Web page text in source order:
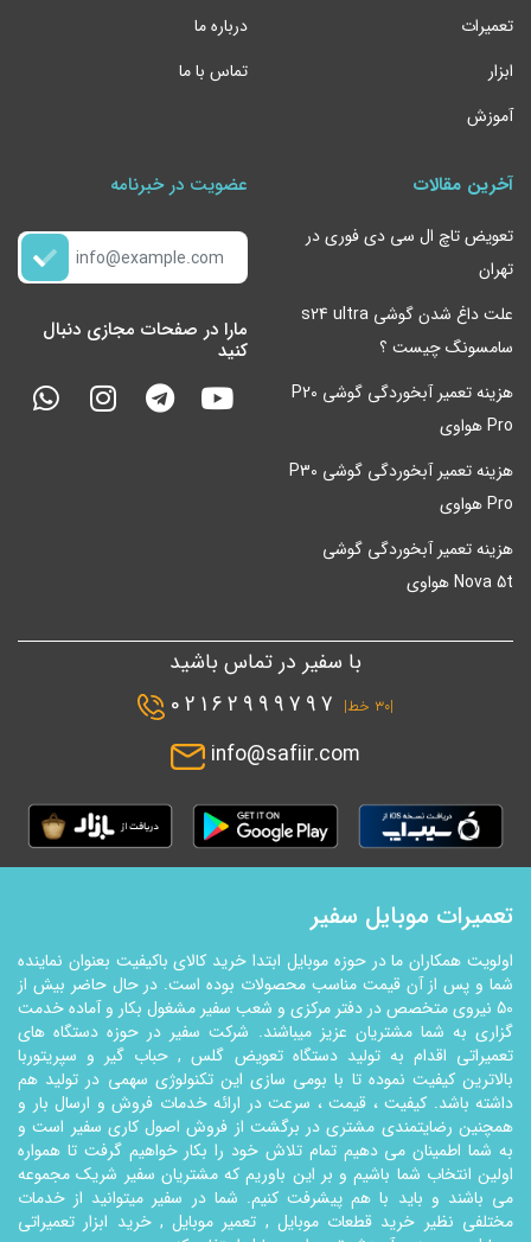
تعمیرات
ابزار
آموزش
درباره ما
تماس با ما
آخرین مقالات
تعویض تاچ ال سی دی فوری در
تهران
علت داغ شدن گوشی s24 ultra
سامسونگ چیست ؟
هزینه تعمیر آبخوردگی گوشی P20
Pro هواوی
هزینه تعمیر آبخوردگی گوشی P30
Pro هواوی
هزینه تعمیر آبخوردگی گوشی
Nova 5t هواوی
عضویت در خبرنامه
مارا در صفحات مجازی دنبال
کنید
با سفیر در تماس باشید
|۳۰ خط|
02162999797
info@safiir.com
تعمیرات موبایل سفیر
اولویت همکاران ما در حوزه موبایل ابتدا خرید کالای باکیفیت بعنوان نماینده
شما و پس از آن قیمت مناسب محصولات بوده است. در حال حاضر بیش از
50 نیروی متخصص در دفتر مرکزی و شعب سفیر مشغول بکار و آماده خدمت
گزاری به شما مشتریان عزیز میباشند. شرکت سفیر در حوزه دستگاه های
تعمیراتی اقدام به تولید دستگاه تعویض گلس , حباب گیر و سپریتوربا
بالاترین کیفیت نموده تا با بومی سازی این تکنولوژي سهمی در تولید هم
داشته باشد. کیفیت ، قیمت ، سرعت در ارائه خدمات فروش و ارسال بار و
همچنین رضایتمندی مشتری در برگشت از فروش اصول کاری سفیر است و
به شما اطمینان می دهیم تمام تلاش خود را بکار خواهیم گرفت تا همواره
اولین انتخاب شما باشیم و بر این باوریم که مشتریان سفیر شریک مجموعه
می باشند و باید با هم پیشرفت کنیم. شما در سفیر میتوانید از خدمات
مختلفی نظیر خرید قطعات موبایل , تعمیر موبایل , خرید ابزار تعمیراتی